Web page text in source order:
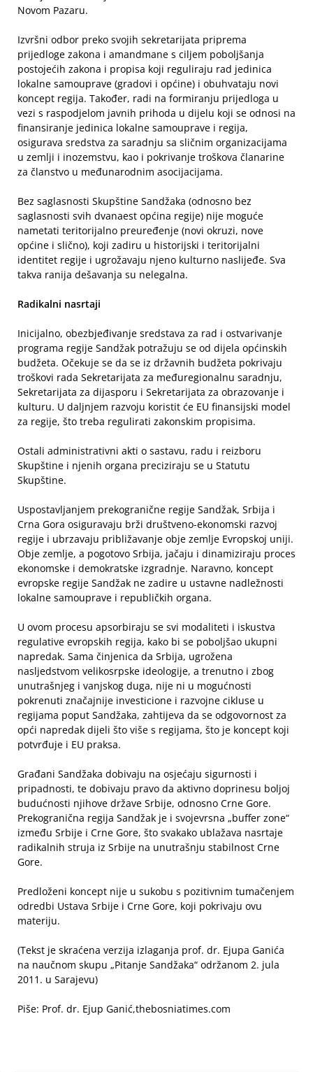
Novom Pazaru.
Izvršni odbor preko svojih sekretarijata priprema
prijedloge zakona i amandmane s ciljem poboljšanja
postojećih zakona i propisa koji reguliraju rad jedinica
lokalne samouprave (gradovi i općine) i obuhvataju novi
koncept regija. Također, radi na formiranju prijedloga u
vezi s raspodjelom javnih prihoda u dijelu koji se odnosi na
finansiranje jedinica lokalne samouprave i regija,
osigurava sredstva za saradnju sa sličnim organizacijama
u zemlji i inozemstvu, kao i pokrivanje troškova članarine
za članstvo u međunarodnim asocijacijama.
Bez saglasnosti Skupštine Sandžaka (odnosno bez
saglasnosti svih dvanaest općina regije) nije moguće
nametati teritorijalno preuređenje (novi okruzi, nove
općine i slično), koji zadiru u historijski i teritorijalni
identitet regije i ugrožavaju njeno kulturno naslijeđe. Sva
takva ranija dešavanja su nelegalna.
Radikalni nasrtaji
Inicijalno, obezbjeđivanje sredstava za rad i ostvarivanje
programa regije Sandžak potražuju se od dijela općinskih
budžeta. Očekuje se da se iz državnih budžeta pokrivaju
troškovi rada Sekretarijata za međuregionalnu saradnju,
Sekretarijata za dijasporu i Sekretarijata za obrazovanje i
kulturu. U daljnjem razvoju koristit će EU finansijski model
za regije, što treba regulirati zakonskim propisima.
Ostali administrativni akti o sastavu, radu i reizboru
Skupštine i njenih organa preciziraju se u Statutu
Skupštine.
Uspostavljanjem prekogranične regije Sandžak, Srbija i
Crna Gora osiguravaju brži društveno-ekonomski razvoj
regije i ubrzavaju približavanje obje zemlje Evropskoj uniji.
Obje zemlje, a pogotovo Srbija, jačaju i dinamiziraju proces
ekonomske i demokratske izgradnje. Naravno, koncept
evropske regije Sandžak ne zadire u ustavne nadležnosti
lokalne samouprave i republičkih organa.
U ovom procesu apsorbiraju se svi modaliteti i iskustva
regulative evropskih regija, kako bi se poboljšao ukupni
napredak. Sama činjenica da Srbija, ugrožena
nasljedstvom velikosrpske ideologije, a trenutno i zbog
unutrašnjeg i vanjskog duga, nije ni u mogućnosti
pokrenuti značajnije investicione i razvojne cikluse u
regijama poput Sandžaka, zahtijeva da se odgovornost za
opći napredak dijeli što više s regijama, što je koncept koji
potvrđuje i EU praksa.
Građani Sandžaka dobivaju na osjećaju sigurnosti i
pripadnosti, te dobivaju pravo da aktivno doprinesu boljoj
budućnosti njihove države Srbije, odnosno Crne Gore.
Prekogranična regija Sandžak je i svojevrsna „buffer zone“
između Srbije i Crne Gore, što svakako ublažava nasrtaje
radikalnih struja iz Srbije na unutrašnju stabilnost Crne
Gore.
Predloženi koncept nije u sukobu s pozitivnim tumačenjem
odredbi Ustava Srbije i Crne Gore, koji pokrivaju ovu
materiju.
(Tekst je skraćena verzija izlaganja prof. dr. Ejupa Ganića
na naučnom skupu „Pitanje Sandžaka“ održanom 2. jula
2011. u Sarajevu)
Piše: Prof. dr. Ejup Ganić,thebosniatimes.com